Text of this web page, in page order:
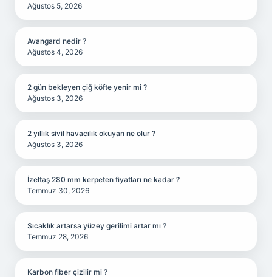
Ağustos 5, 2026
Avangard nedir ?
Ağustos 4, 2026
2 gün bekleyen çiğ köfte yenir mi ?
Ağustos 3, 2026
2 yıllık sivil havacılık okuyan ne olur ?
Ağustos 3, 2026
İzeltaş 280 mm kerpeten fiyatları ne kadar ?
Temmuz 30, 2026
Sıcaklık artarsa yüzey gerilimi artar mı ?
Temmuz 28, 2026
Karbon fiber çizilir mi ?